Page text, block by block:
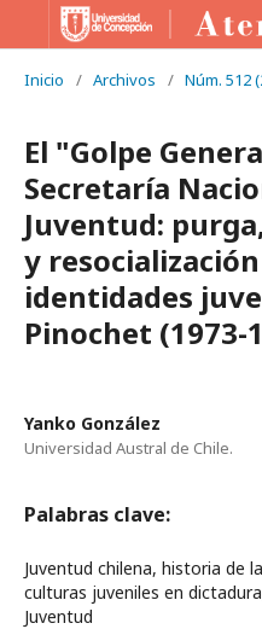
Inicio / Archivos / Núm. 512
El "Golpe
Secretaría
Juventud:
y
identidades
Pinochet (1973-
Yanko González
Universidad Austral de Chile.
Palabras clave:
Juventud chilena, historia de
culturas juveniles en
Juventud